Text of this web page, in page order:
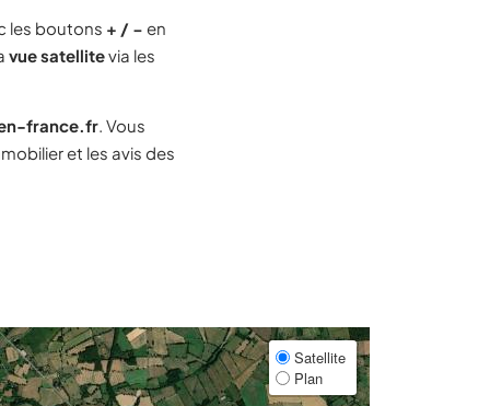
les boutons + / − en
vue satellitevia les
france.fr. Vous
et les avis des
Satellite
Plan